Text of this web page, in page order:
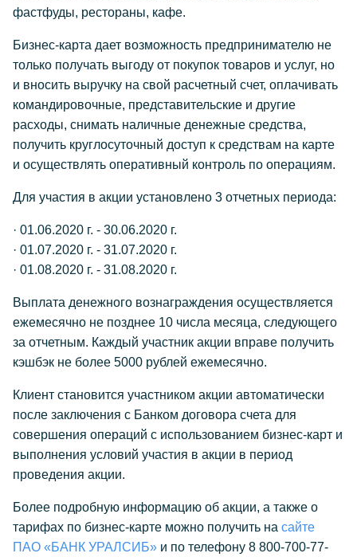
фастфуды, рестораны, кафе.
Бизнес-карта дает возможность предпринимателю не
только получать выгоду от покупок товаров и услуг, но
и вносить выручку на свой расчетный счет, оплачивать
командировочные, представительские и другие
расходы, снимать наличные денежные средства,
получить круглосуточный доступ к средствам на карте
и осуществлять оперативный контроль по операциям.
Для участия в акции установлено 3 отчетных периода:
· 01.06.2020 г. - 30.06.2020 г.
· 01.07.2020 г. - 31.07.2020 г.
· 01.08.2020 г. - 31.08.2020 г.
Выплата денежного вознаграждения осуществляется
ежемесячно не позднее 10 числа месяца, следующего
за отчетным. Каждый участник акции вправе получить
кэшбэк не более 5000 рублей ежемесячно.
Клиент становится участником акции автоматически
после заключения с Банком договора счета для
совершения операций с использованием бизнес-карт и
выполнения условий участия в акции в период
проведения акции.
Более подробную информацию об акции, а также о
тарифах по бизнес-карте можно получить на сайте
ПАО «БАНК УРАЛСИБ» и по телефону 8 800-700-77-